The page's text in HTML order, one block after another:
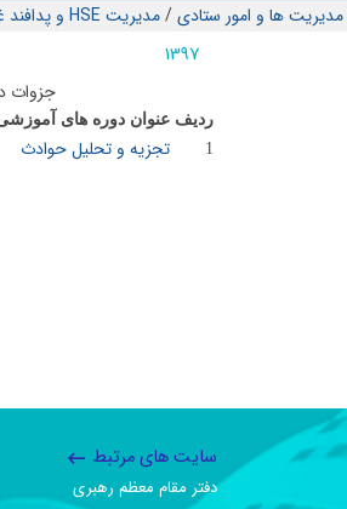
مدیریت ها و امور ستادی/مدیریت HSE و پدافند غیرعامل
1397
جزوات
ردیف عنوان دوره های
1
تجزیه و تحلیل حوادث
سایت های مرتبط
دفتر مقام معظم رهبری